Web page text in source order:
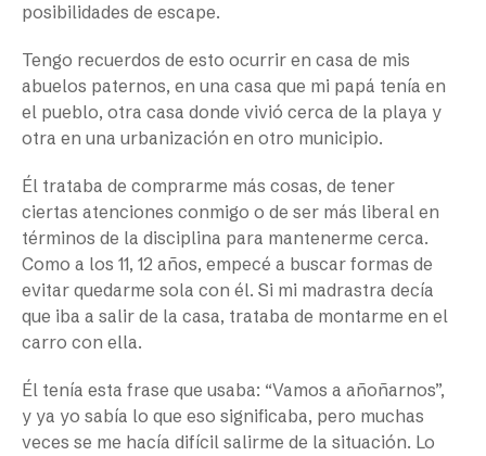
posibilidades de escape.
Tengo recuerdos de esto ocurrir en casa de mis
abuelos paternos, en una casa que mi papá tenía en
el pueblo, otra casa donde vivió cerca de la playa y
otra en una urbanización en otro municipio.
Él trataba de comprarme más cosas, de tener
ciertas atenciones conmigo o de ser más liberal en
términos de la disciplina para mantenerme cerca.
Como a los 11, 12 años, empecé a buscar formas de
evitar quedarme sola con él. Si mi madrastra decía
que iba a salir de la casa, trataba de montarme en el
carro con ella.
Él tenía esta frase que usaba: “Vamos a añoñarnos”,
y ya yo sabía lo que eso significaba, pero muchas
veces se me hacía difícil salirme de la situación. Lo